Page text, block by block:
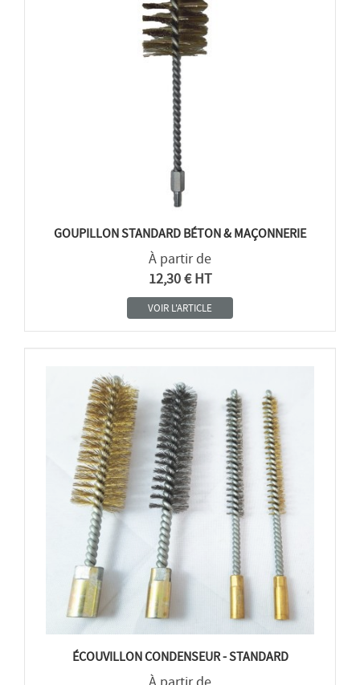
GOUPILLON STANDARD BÉTON & MAÇONNERIE
À partir de
12,30 € HT
VOIR L'ARTICLE
ÉCOUVILLON CONDENSEUR - STANDARD